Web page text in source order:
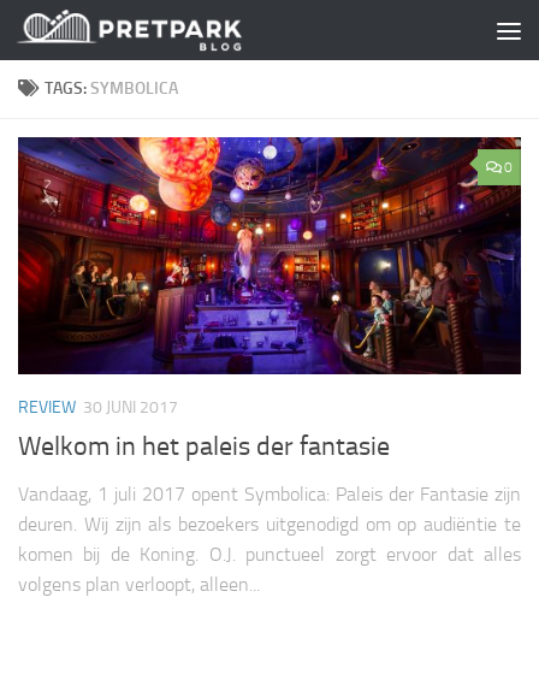
Skip to content
TAGS:SYMBOLICA
0
REVIEW 30 JUNI 2017
Welkom in het paleis der fantasie
Vandaag, 1 juli 2017 opent Symbolica: Paleis der Fantasie zijn
deuren. Wij zijn als bezoekers uitgenodigd om op audiëntie te
komen bij de Koning. O.J. punctueel zorgt ervoor dat alles
volgens plan verloopt, alleen...